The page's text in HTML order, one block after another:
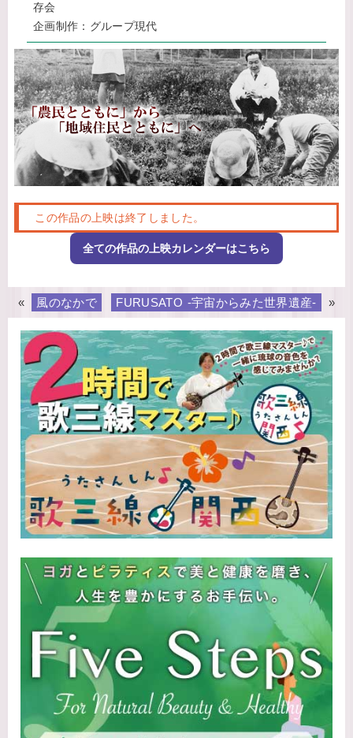
存会
企画制作：グループ現代
この作品の上映は終了しました。
全ての作品の上映カレンダーはこちら
« 風のなかで FURUSATO -宇宙からみた世界遺産- »